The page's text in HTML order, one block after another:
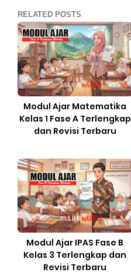
RELATED POSTS
Modul Ajar Matematika
Kelas 1 Fase A Terlengkap
dan Revisi Terbaru
Modul Ajar IPAS Fase B
Kelas 3 Terlengkap dan
Revisi Terbaru